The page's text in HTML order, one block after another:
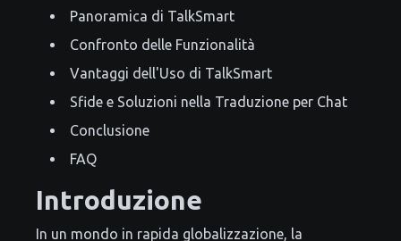
Panoramica di TalkSmart
Confronto delle Funzionalità
Vantaggi dell'Uso di TalkSmart
Sfide e Soluzioni nella Traduzione per Chat
Conclusione
FAQ
Introduzione
In un mondo in rapida globalizzazione, la